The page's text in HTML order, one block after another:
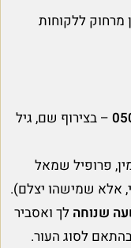
מרחוק ללקוחות
– בצירוף שם, גיל
פרופיל שמאל
אלא שמישהו יצלם).
שנוחה לך ואסביר
לסוג העור.